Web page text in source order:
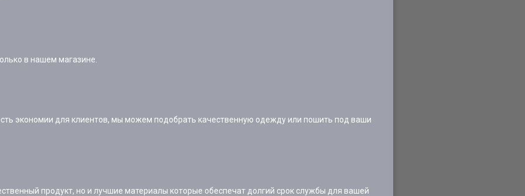
в нашем магазине.
экономии для клиентов, мы можем подобрать качественную одежду или пошить под ваши
продукт, но и лучшие материалы которые обеспечат долгий срок службы для вашей